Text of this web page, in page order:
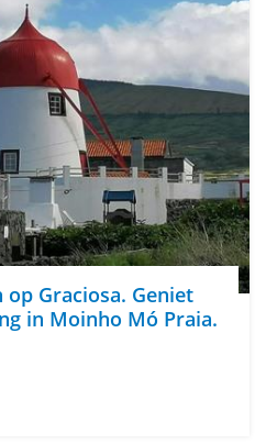
Graciosa. Geniet
in Moinho Mó Praia.